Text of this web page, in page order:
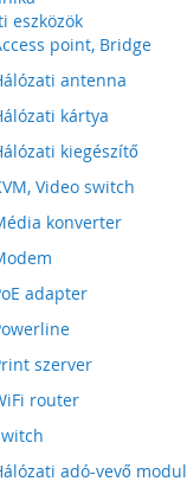
eszközök
point, Bridge
antenna
kártya
kiegészítő
Video switch
konverter
adapter
szerver
router
adó-vevő modul